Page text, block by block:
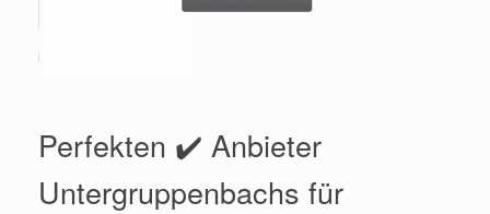
Perfekten ✔️ Anbieter
Untergruppenbachs für